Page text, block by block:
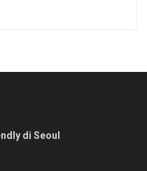
di Seoul